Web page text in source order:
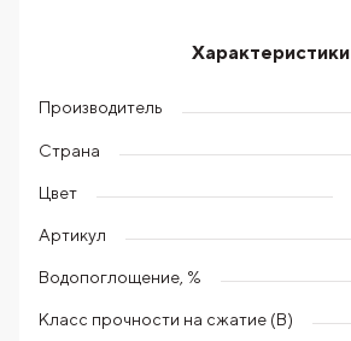
Характеристики
Производитель
Страна
Цвет
Артикул
Водопоглощение, %
Класс прочности на сжатие (В)